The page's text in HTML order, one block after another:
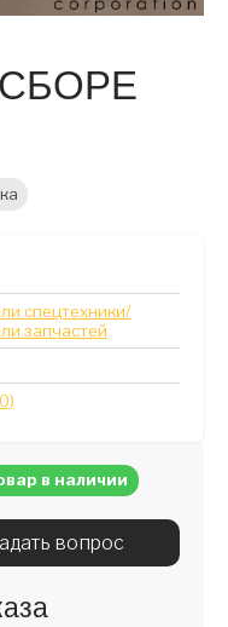
спецтехники/
запчастей
в наличии
вопрос